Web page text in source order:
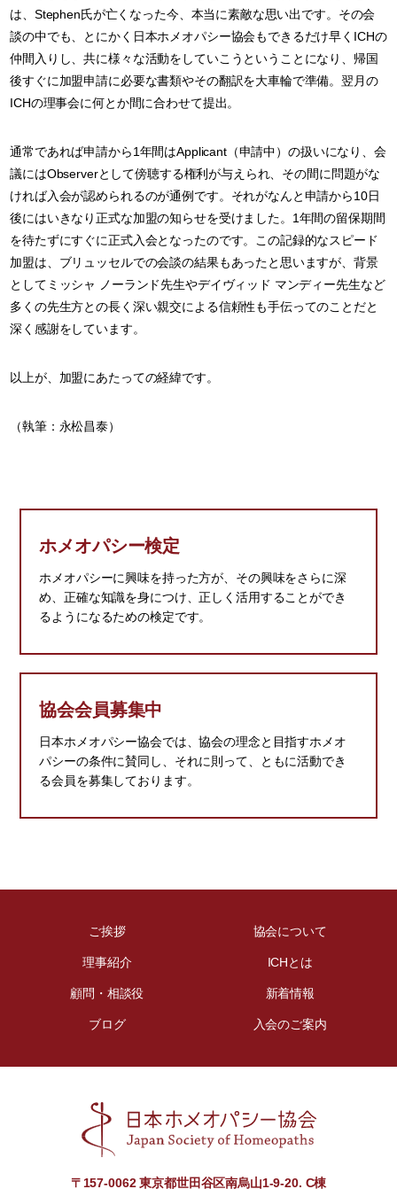
は、Stephen氏が亡くなった今、本当に素敵な思い出です。その会
談の中でも、とにかく日本ホメオパシー協会もできるだけ早くICHの
仲間入りし、共に様々な活動をしていこうということになり、帰国
後すぐに加盟申請に必要な書類やその翻訳を大車輪で準備。翌月の
ICHの理事会に何とか間に合わせて提出。
通常であれば申請から1年間はApplicant（申請中）の扱いになり、会
議にはObserverとして傍聴する権利が与えられ、その間に問題がな
ければ入会が認められるのが通例です。それがなんと申請から10日
後にはいきなり正式な加盟の知らせを受けました。1年間の留保期間
を待たずにすぐに正式入会となったのです。この記録的なスピード
加盟は、ブリュッセルでの会談の結果もあったと思いますが、背景
としてミッシャ ノーランド先生やデイヴィッド マンディー先生など
多くの先生方との長く深い親交による信頼性も手伝ってのことだと
深く感謝をしています。
以上が、加盟にあたっての経緯です。
（執筆：永松昌泰）
ホメオパシー検定
ホメオパシーに興味を持った方が、その興味をさらに深
め、正確な知識を身につけ、正しく活用することができ
るようになるための検定です。
協会会員募集中
日本ホメオパシー協会では、協会の理念と目指すホメオ
パシーの条件に賛同し、それに則って、ともに活動でき
る会員を募集しております。
ご挨拶 協会について
理事紹介 ICHとは
顧問・相談役 新着情報
ブログ 入会のご案内
〒157-0062 東京都世田谷区南烏山1-9-20. C棟